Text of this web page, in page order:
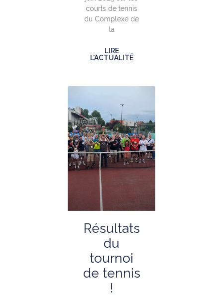
courts de tennis
du Complexe de
la
LIRE
L'ACTUALITÉ
Résultats
du
tournoi
de tennis
!